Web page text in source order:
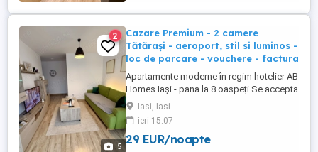
cele mai căutate zone din ...
5
2
Cazare Premium - 2 camere
Tătărași - aeroport, stil si luminos -
loc de parcare - vouchere - factura
Apartamente moderne în regim hotelier AB
Homes Iași - pana la 8 oaspeți Se accepta
plata cu vochere de vacanță - se oferă
factura whatsapp: #zero #sapte #patru
#noua #cinci #cinci #opt #șapte #zero
#cinci Descoperă confortul de acasă în
Iasi, Iasi
ieri 15:07
29 EUR/noapte